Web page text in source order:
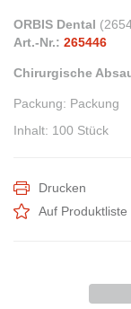
ORBIS Dental (
Art.-Nr.: 265446
Chirurgische
Packung: Packung
Inhalt: 100 Stück
Drucken
Auf Produktliste